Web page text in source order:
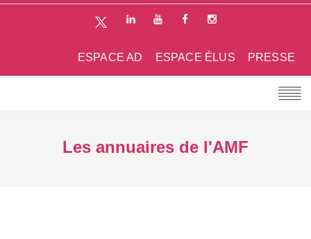
PRESSE
ESPACE ÉLUS
ESPACE AD
Les annuaires de l'AMF